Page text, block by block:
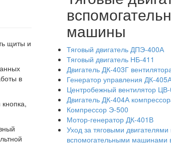
щиты и
в
машины
Тяговый двигатель ДПЭ-400А
Тяговый двигатель НБ-411
Двигатель ДК-403Г
Генератор управления ДК-
Центробежный вентилятор
Двигатель ДК-404А
Компрессор Э-500
Мотор-генератор ДК-401В
Уход за тяговыми двигателями
вспомогательными машинами